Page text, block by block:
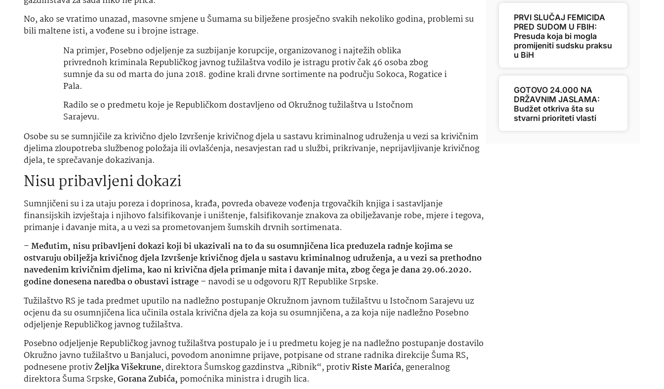
No, ako se vratimo unazad, masovne smjene u Šumama su bilježene prosječno svakih nekoliko godina, problemi su
bili maltene isti, a vođene su i brojne istrage.
Na primjer, Posebno odjeljenje za suzbijanje korupcije, organizovanog i najtežih oblika
privrednoh kriminala Republičkog javnog tužilaštva vodilo je istragu protiv čak 46 osoba zbog
sumnje da su od marta do juna 2018. godine krali drvne sortimente na području Sokoca, Rogatice i
Pala.
Radilo se o predmetu koje je Republičkom dostavljeno od Okružnog tužilaštva u Istočnom
Sarajevu.
Osobe su se sumnjičile za krivično djelo Izvršenje krivičnog djela u sastavu kriminalnog udruženja u vezi sa krivičnim
djelima zloupotreba službenog položaja ili ovlašćenja, nesavjestan rad u službi, prikrivanje, neprijavljivanje krivičnog
djela, te sprečavanje dokazivanja.
Nisu pribavljeni dokazi
Sumnjičeni su i za utaju poreza i doprinosa, krađa, povreda obaveze vođenja trgovačkih knjiga i sastavljanje
finansijskih izvještaja i njihovo falsifikovanje i uništenje, falsifikovanje znakova za obilježavanje robe, mjere i tegova,
primanje i davanje mita, a u vezi sa prometovanjem šumskih drvnih sortimenata.
–Međutim, nisu pribavljeni dokazi koji bi ukazivali na to da su osumnjičena lica preduzela radnje kojima se
ostvaruju obilježja krivičnog djela Izvršenje krivičnog djela u sastavu kriminalnog udruženja, a u vezi sa prethodno
navedenim krivičnim djelima, kao ni krivična djela primanje mita i davanje mita, zbog čega je dana 29.06.2020.
godine donesena naredba o obustavi istrage – navodi se u odgovoru RJT Republike Srpske.
Tužilaštvo RS je tada predmet uputilo na nadležno postupanje Okružnom javnom tužilaštvu u Istočnom Sarajevu uz
ocjenu da su osumnjičena lica učinila ostala krivična djela za koja su osumnjičena, a za koja nije nadležno Posebno
odjeljenje Republičkog javnog tužilaštva.
Posebno odjeljenje Republičkog javnog tužilaštva postupalo je i u predmetu kojeg je na nadležno postupanje dostavilo
Okružno javno tužilaštvo u Banjaluci, povodom anonimne prijave, potpisane od strane radnika direkcije Šuma RS,
podnesene protivŽeljka Višekrune, direktora Šumskog gazdinstva „Ribnik“, protivRiste Marića, generalnog
direktora Šuma Srpske,Gorana Zubića, pomoćnika ministra i drugih lica.
PRVI SLUČAJ FEMICIDA
PRED SUDOM U FBIH:
Presuda koja bi mogla
promijeniti sudsku praksu
u BiH
GOTOVO 24.000 NA
DRŽAVNIM JASLAMA:
Budžet otkriva šta su
stvarni prioriteti vlasti